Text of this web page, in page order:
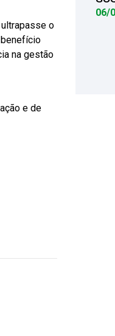
o
na gestão
e de
06/